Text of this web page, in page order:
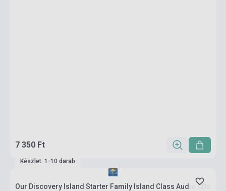
7 350 Ft
Készlet: 1-10 darab
Our Discovery Island Starter Family Island Class Audio CDs